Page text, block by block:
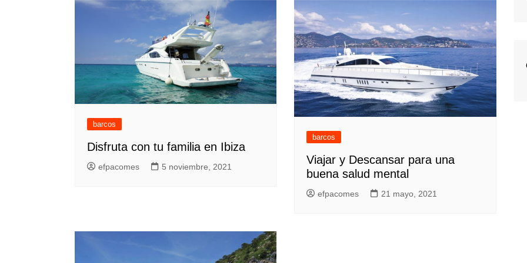
barcos
Disfruta con tu familia en Ibiza
efpacomes 5 noviembre, 2021
barcos
Viajar y Descansar para una
buena salud mental
efpacomes 21 mayo, 2021